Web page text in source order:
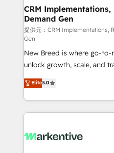
の統合・浸透・変革管理を実行します
計・構築：リード獲得・
計・導線設計・テンプレー
提供。 ▸ 既存CRM・MAから
Marketo・Pardot等からの
データ移行と活用設計まで。
ンツとサイト構造を最適化。 🏆 なぜ100incを選ぶの
か？ ✓ HubSpot Eliteパー
ード受賞・HUGリーダー ✓
HubSpot大百科 出版 CRM・AI活用に関するご相談、現
trainers to drive platform adoption.
Generation - Full-funnel marketing and high-
performance advertising
Expert deployment of
to automate growth. 🏆 Elite Excellence - 8 platform
accreditations and deep
expertise. - A team of 250+ experts dedicated to
your resilient growth.
CRM Implementations,
Demand Gen
提供元：CRM Implementations,
Gen
New Breed is where go-
unlock growth, scale, and
companies activate
customer platform and
Loop Marketing
services, smart agents,
results, fast. ⚙️CRM & RevOps: Align all Hubs to your
Elite5.0